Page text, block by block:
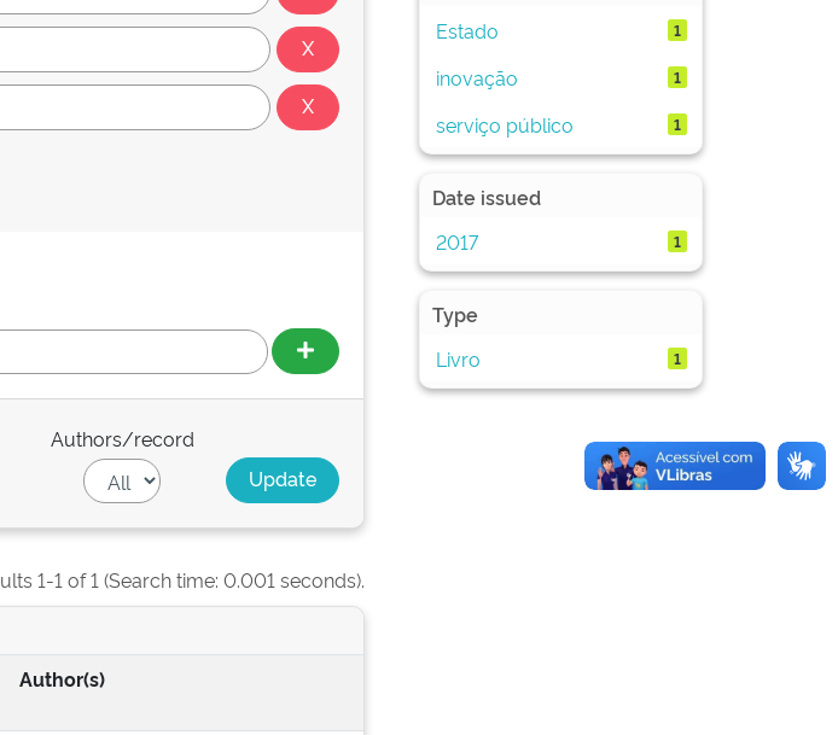
Authors/record
1-1 of 1 (Search time: 0.001 seconds).
Author(s)
Estado
1
inovação 1
serviço público 1
Date issued
2017
1
Type
Livro
1